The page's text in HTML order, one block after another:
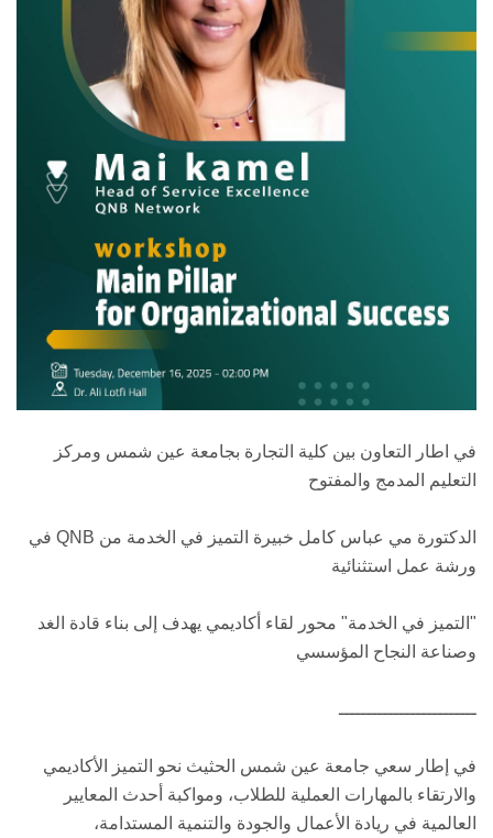
في اطار التعاون بين كلية التجارة بجامعة عين شمس ومركز
التعليم المدمج والمفتوح
الدكتورة مي عباس كامل خبيرة التميز في الخدمة من QNB في
ورشة عمل استثنائية
"التميز في الخدمة" محور لقاء أكاديمي يهدف إلى بناء قادة الغد
وصناعة النجاح المؤسسي
ـــــــــــــــــــــــــ
في إطار سعي جامعة عين شمس الحثيث نحو التميز الأكاديمي
والارتقاء بالمهارات العملية للطلاب، ومواكبة أحدث المعايير
العالمية في ريادة الأعمال والجودة والتنمية المستدامة،